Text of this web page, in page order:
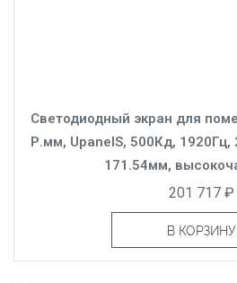
Светодиодный экран для
Р.мм, UpanelS, 500Кд, 1920Гц,
171.54мм,
201 717 ₽
В КОРЗИНУ